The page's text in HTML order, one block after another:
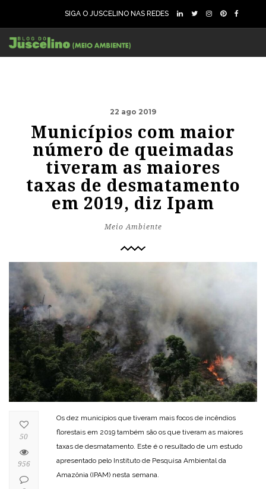
SIGA O JUSCELINO NAS REDES
22 ago 2019
Municípios com maior
número de queimadas
tiveram as maiores
taxas de desmatamento
em 2019, diz Ipam
Meio Ambiente
Os dez municípios que tiveram mais focos de incêndios
florestais em 2019 também são os que tiveram as maiores
taxas de desmatamento. Este é o resultado de um estudo
apresentado pelo Instituto de Pesquisa Ambiental da
Amazônia (IPAM) nesta semana.
50
956